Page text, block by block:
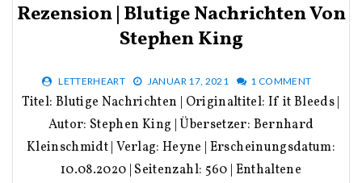
Rezension | Blutige Nachrichten Von
Stephen King
LETTERHEART JANUAR 17, 2021 1 COMMENT
Titel: Blutige Nachrichten | Originaltitel: If it Bleeds |
Autor: Stephen King | Übersetzer: Bernhard
Kleinschmidt | Verlag: Heyne | Erscheinungsdatum:
10.08.2020 | Seitenzahl: 560 | Enthaltene